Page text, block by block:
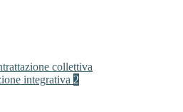
collettiva
integrativa 2